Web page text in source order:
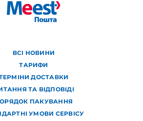
ВСІ НОВИНИ
ТАРИФИ
ДОСТАВКИ
ТА ВІДПОВІДІ
ПАКУВАННЯ
УМОВИ СЕРВІСУ